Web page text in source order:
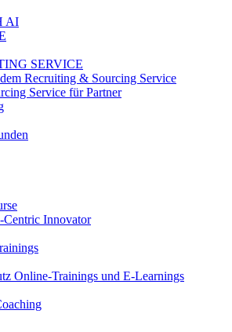
AI
SERVICE
Recruiting & Sourcing Service
Service für Partner
Centric Innovator
Online-Trainings und E-Learnings